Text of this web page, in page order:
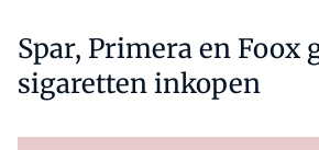
Spar, Primera en Foox
sigaretten inkopen